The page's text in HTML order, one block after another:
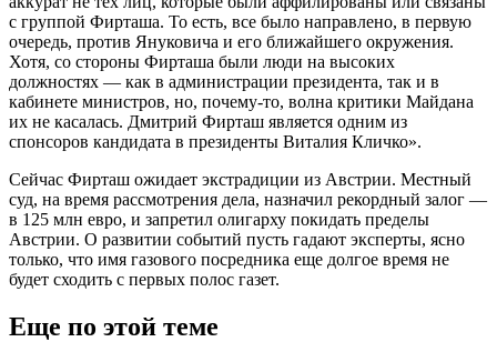
с группой Фирташа. То есть, все было направлено, в первую
очередь, против Януковича и его ближайшего окружения.
Хотя, со стороны Фирташа были люди на высоких
должностях — как в администрации президента, так и в
кабинете министров, но, почему-то, волна критики Майдана
их не касалась. Дмитрий Фирташ является одним из
спонсоров кандидата в президенты Виталия Кличко».
Сейчас Фирташ ожидает экстрадиции из Австрии. Местный
суд, на время рассмотрения дела, назначил рекордный залог —
в 125 млн евро, и запретил олигарху покидать пределы
Австрии. О развитии событий пусть гадают эксперты, ясно
только, что имя газового посредника еще долгое время не
будет сходить с первых полос газет.
Еще по этой теме